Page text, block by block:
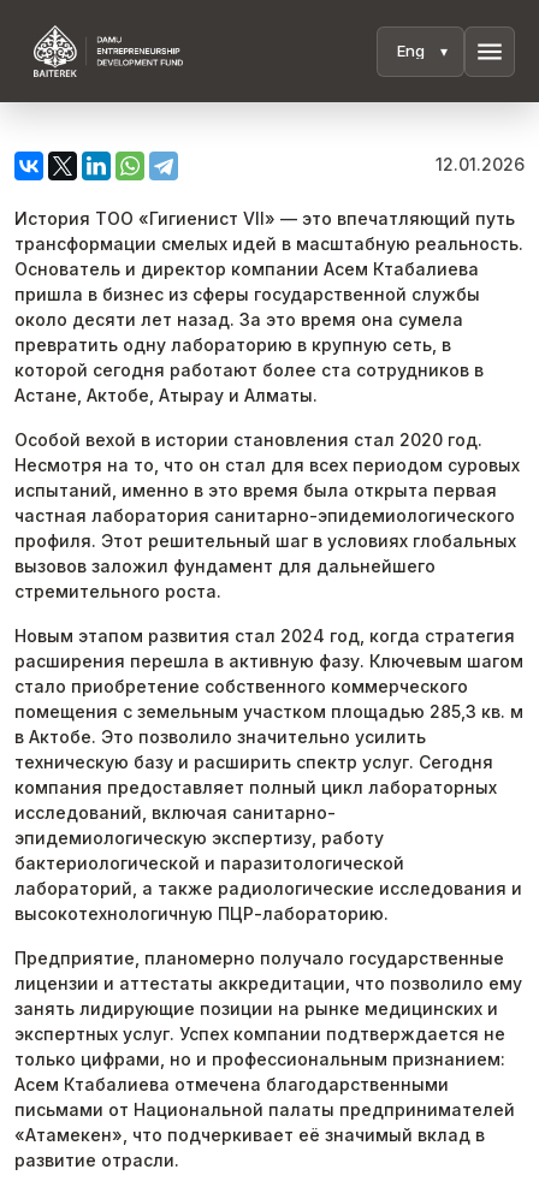
menu
12.01.2026
История ТОО «Гигиенист VII» — это впечатляющий путь
трансформации смелых идей в масштабную реальность.
Основатель и директор компании Асем Ктабалиева
пришла в бизнес из сферы государственной службы
около десяти лет назад. За это время она сумела
превратить одну лабораторию в крупную сеть, в
которой сегодня работают более ста сотрудников в
Астане, Актобе, Атырау и Алматы.
Особой вехой в истории становления стал 2020 год.
Несмотря на то, что он стал для всех периодом суровых
испытаний, именно в это время была открыта первая
частная лаборатория санитарно-эпидемиологического
профиля. Этот решительный шаг в условиях глобальных
вызовов заложил фундамент для дальнейшего
стремительного роста.
Новым этапом развития стал 2024 год, когда стратегия
расширения перешла в активную фазу. Ключевым шагом
стало приобретение собственного коммерческого
помещения с земельным участком площадью 285,3 кв. м
в Актобе. Это позволило значительно усилить
техническую базу и расширить спектр услуг. Сегодня
компания предоставляет полный цикл лабораторных
исследований, включая санитарно-
эпидемиологическую экспертизу, работу
бактериологической и паразитологической
лабораторий, а также радиологические исследования и
высокотехнологичную ПЦР-лабораторию.
Предприятие, планомерно получало государственные
лицензии и аттестаты аккредитации, что позволило ему
занять лидирующие позиции на рынке медицинских и
экспертных услуг. Успех компании подтверждается не
только цифрами, но и профессиональным признанием:
Асем Ктабалиева отмечена благодарственными
письмами от Национальной палаты предпринимателей
«Атамекен», что подчеркивает её значимый вклад в
развитие отрасли.